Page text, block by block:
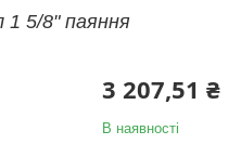
1 5/8" паяння
3 207,51 ₴
В наявності